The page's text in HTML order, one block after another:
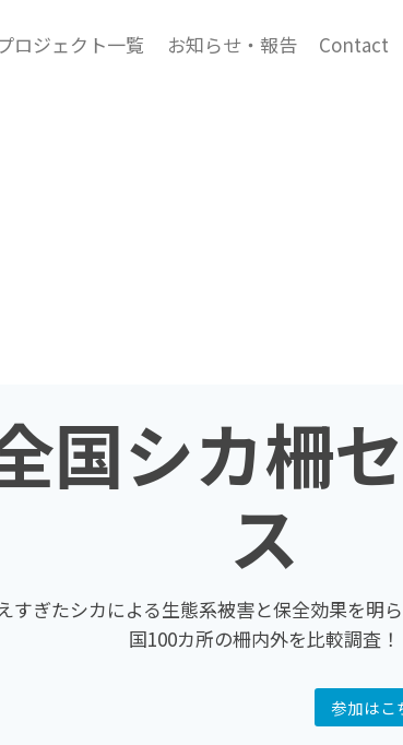
ロジェクト一覧 お知らせ・報告 Contact
国シカ柵
ス
すぎたシカによる生態系被害と保全効果を明
国100カ所の柵内外を比較調査！
参加は